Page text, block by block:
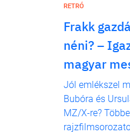
RETRÓ
Frakk
néni? –
magyar
Jól emlékszel
Bubóra és
MZ/X-re?